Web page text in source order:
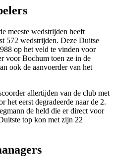
meeste wedstrijden heeft
572 wedstrijden. Deze Duitse
op het veld te vinden voor
voor Bochum toen ze in de
ook de aanvoerder van het
allertijden van de club met
het eerst degradeerde naar de 2.
de held die er direct voor
top kon met zijn 22